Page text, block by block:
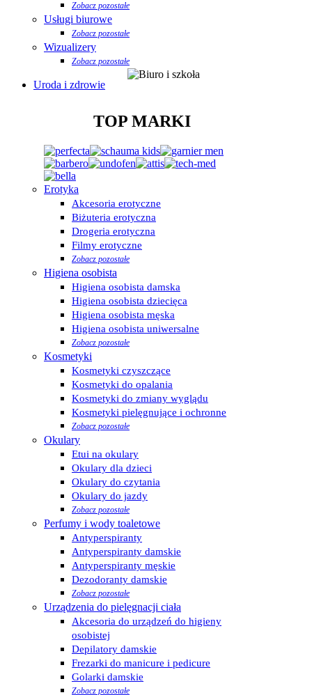
Zobacz pozostałe
Usługi biurowe
Zobacz pozostałe
Wizualizery
Zobacz pozostałe
Uroda i zdrowie
TOP MARKI
Erotyka
Akcesoria erotyczne
Biżuteria erotyczna
Drogeria erotyczna
Filmy erotyczne
Zobacz pozostałe
Higiena osobista
Higiena osobista damska
Higiena osobista dziecięca
Higiena osobista męska
Higiena osobista uniwersalne
Zobacz pozostałe
Kosmetyki
Kosmetyki czyszczące
Kosmetyki do opalania
Kosmetyki do zmiany wyglądu
Kosmetyki pielęgnujące i ochronne
Zobacz pozostałe
Okulary
Etui na okulary
Okulary dla dzieci
Okulary do czytania
Okulary do jazdy
Zobacz pozostałe
Perfumy i wody toaletowe
Antyperspiranty
Antyperspiranty damskie
Antyperspiranty męskie
Dezodoranty damskie
Zobacz pozostałe
Urządzenia do pielęgnacji ciała
Akcesoria do urządzeń do higieny
osobistej
Depilatory damskie
Frezarki do manicure i pedicure
Golarki damskie
Zobacz pozostałe